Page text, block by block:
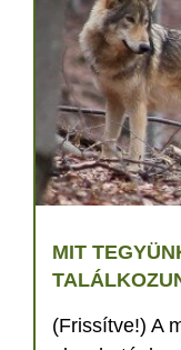
MIT
(Frissítve!) A